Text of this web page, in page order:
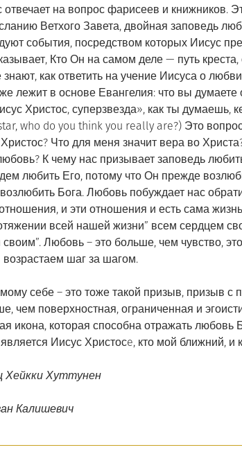
отвечает на вопрос фарисеев и книжников.
Ветхого Завета, двойная заповедь
события, посредством которых Иисус
Кто Он на самом деле — путь
как ответить на учение Иисуса о
лежит в основе Евангелия: что вы думаете
Христос, суперзвезда», как ты думаешь,
who do you think you really are?) Это
Что для меня значит вера во
К чему нас призывает заповедь
любить Его, потому что Он прежде
Бога. Любовь побуждает нас
и эти отношения и есть сама
всей нашей жизни” всем сердцем
Любовь – это больше, чем чувство,
шаг за шагом.
себе – это тоже такой призыв, призыв с
чем поверхностная, ограниченная и
икона, которая способна отражать
Иисус Христосe, кто мой ближний, и
Хейкки Хуттунен
Калишевич